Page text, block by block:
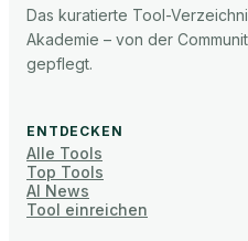
Das kuratierte Tool-
Akademie – von der
gepflegt.
ENTDECKEN
Alle Tools
Top Tools
AI News
Tool einreichen